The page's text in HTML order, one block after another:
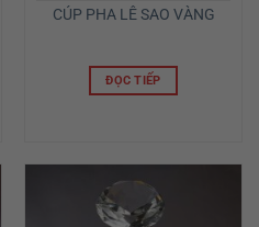
CÚP PHA LÊ SAO VÀNG
ĐỌC TIẾP